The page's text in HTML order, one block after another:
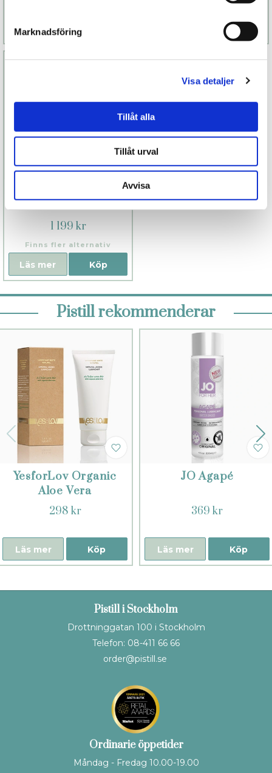
Marknadsföring
Visa detaljer
Tillåt alla
Tillåt urval
Avvisa
Läs mer Köp
1 199 kr
Finns fler alternativ
Köp
Läs mer
Pistill rekommenderar
YesforLov Organic
Aloe Vera
298 kr
Köp
Läs mer
JO Agapé
369 kr
Köp
Läs mer
Pistill i Stockholm
Drottninggatan 100 i Stockholm
Telefon: 08-411 66 66
order@pistill.se
Ordinarie öppetider
Måndag - Fredag 10.00-19.00